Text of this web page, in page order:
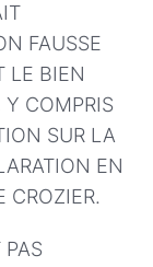
FAUSSE
LE BIEN
COMPRIS
SUR LA
EN
CROZIER.
PAS